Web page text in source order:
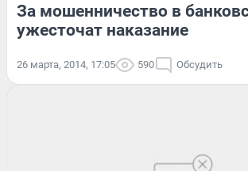
За мошенничество в
ужесточат наказание
26 марта, 2014, 17:05 590 Обсудить